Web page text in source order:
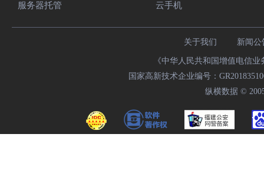
服务器托管
云手机
关于我们 新闻公
《中华人民共和国增值电信
国家高新技术企业编号：
纵横数据 ©